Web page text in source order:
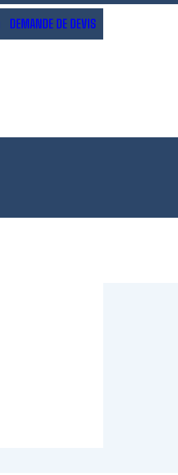
DEMANDE DE DEVIS